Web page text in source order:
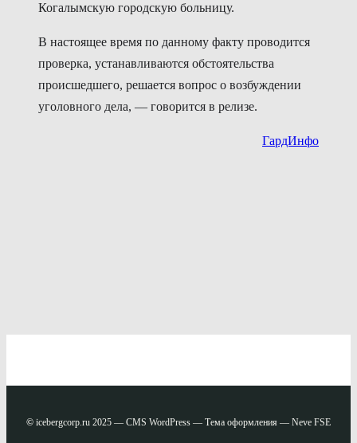
Когалымскую городскую больницу.
В настоящее время по данному факту проводится
проверка, устанавливаются обстоятельства
происшедшего, решается вопрос о возбуждении
уголовного дела, — говорится в релизе.
ГардИнфо
© icebergcorp.ru 2025 — CMS WordPress — Тема оформления — Neve FSE